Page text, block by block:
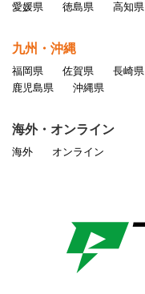
愛媛県
徳島県 高知県
九州・沖縄
福岡県 佐賀県 長崎県
鹿児島県
沖縄県
海外・オンライン
海外 オンライン